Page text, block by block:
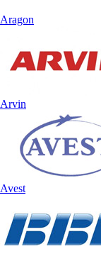
Aragon
Arvin
Avest